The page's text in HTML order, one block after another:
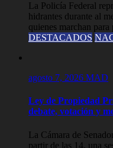
La Policía Federal
hidrantes durante al
quienes marchan para
DESTACADOS
agosto 7, 2026 MAD
Ley de Propiedad
debate, votación y
La Cámara de
partir de las 14, una